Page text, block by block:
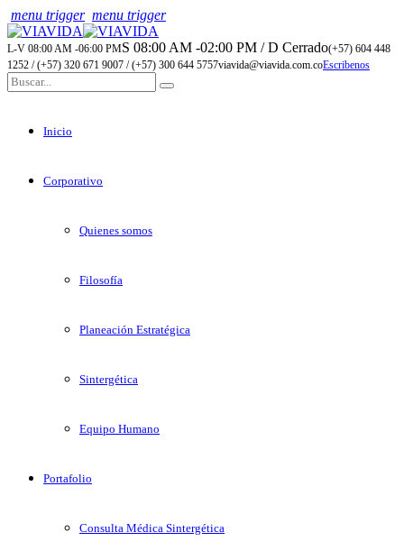
menu trigger menu trigger
L-V 08:00 AM -06:00 PMS 08:00 AM -02:00 PM / D Cerrado(+57) 604 448
1252 / (+57) 320 671 9007 / (+57) 300 644 5757viavida@viavida.com.coEscribenos
Inicio
Corporativo
Quienes somos
Filosofía
Planeación Estratégica
Sintergética
Equipo Humano
Portafolio
Consulta Médica Sintergética